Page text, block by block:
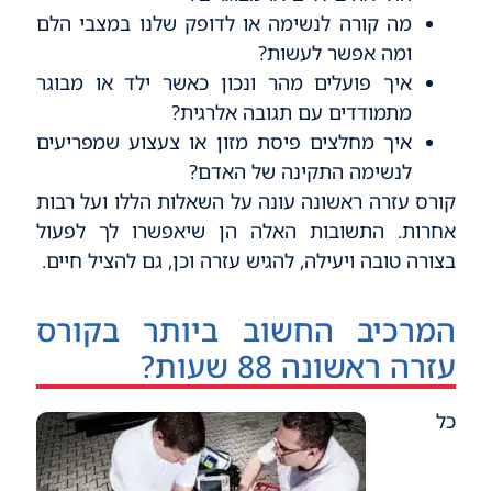
מה קורה לנשימה או לדופק שלנו במצבי הלם
ומה אפשר לעשות?
איך פועלים מהר ונכון כאשר ילד או מבוגר
מתמודדים עם תגובה אלרגית?
איך מחלצים פיסת מזון או צעצוע שמפריעים
לנשימה התקינה של האדם?
קורס עזרה ראשונה עונה על השאלות הללו ועל רבות
אחרות. התשובות האלה הן שיאפשרו לך לפעול
בצורה טובה ויעילה, להגיש עזרה וכן, גם להציל חיים.
המרכיב החשוב ביותר בקורס
עזרה ראשונה 88 שעות?
כל